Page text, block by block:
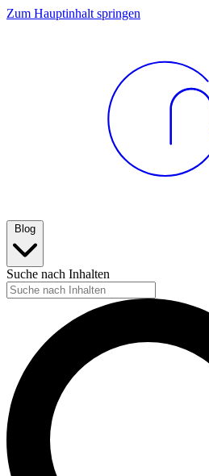
Zum Hauptinhalt springen
Blog
Suche nach Inhalten